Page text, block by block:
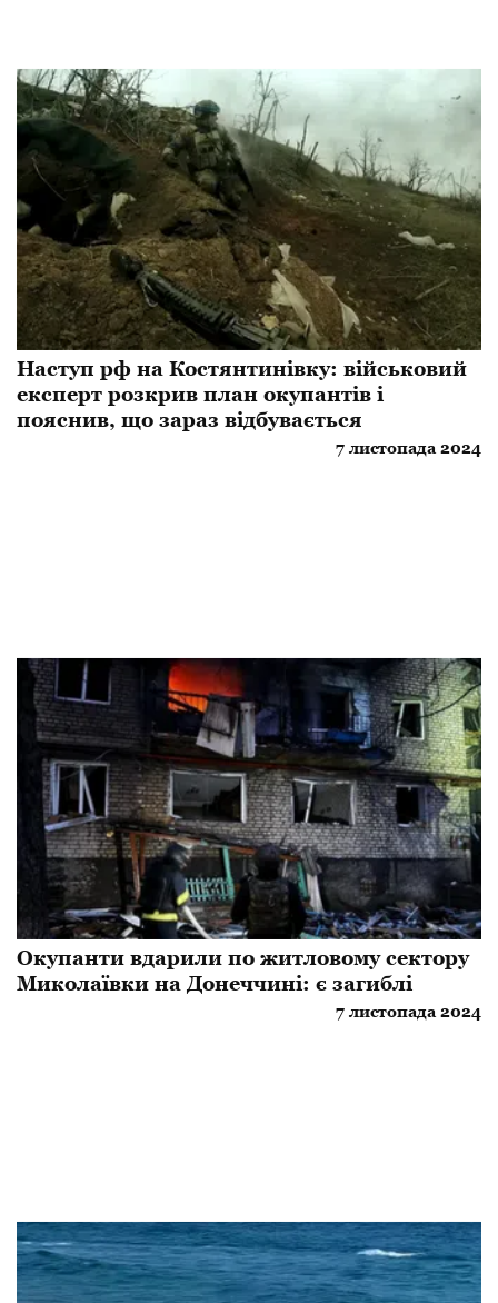
Наступ рф на Костянтинівку: військовий
експерт розкрив план окупантів і
пояснив, що зараз відбувається
7 листопада 2024
Окупанти вдарили по житловому сектору
Миколаївки на Донеччині: є загиблі
7 листопада 2024